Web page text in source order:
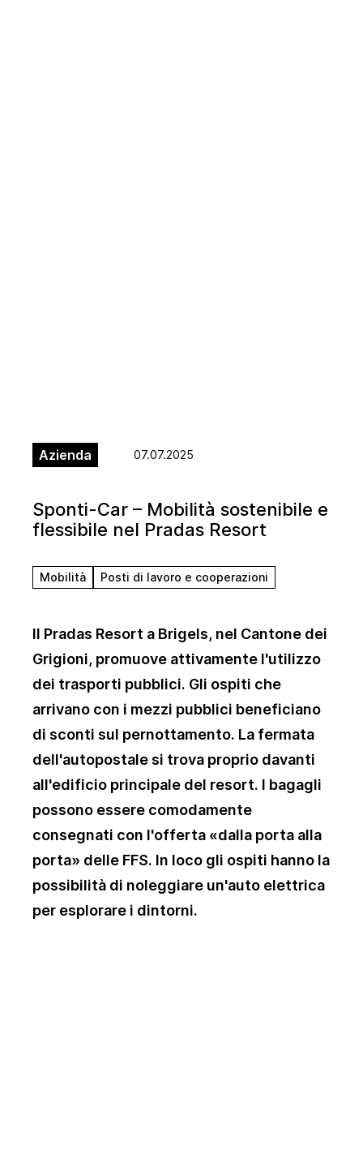
Azienda 07.07.2025
Sponti-Car – Mobilità sostenibile e
flessibile nel Pradas Resort
Mobilità Posti di lavoro e cooperazioni
Il Pradas Resort a Brigels, nel Cantone dei
Grigioni, promuove attivamente l'utilizzo
dei trasporti pubblici. Gli ospiti che
arrivano con i mezzi pubblici beneficiano
di sconti sul pernottamento. La fermata
dell'autopostale si trova proprio davanti
all'edificio principale del resort. I bagagli
possono essere comodamente
consegnati con l'offerta «dalla porta alla
porta» delle FFS. In loco gli ospiti hanno la
possibilità di noleggiare un'auto elettrica
per esplorare i dintorni.